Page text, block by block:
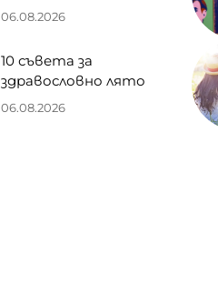
06.08.2026
10 съвета за
здравословно лято
06.08.2026